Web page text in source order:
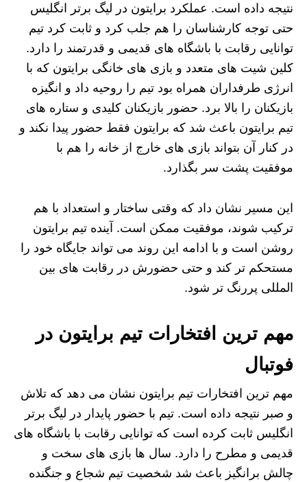
نتیجه داده است. عملکرد برایتون در لیگ برتر انگلیس
حتی توجه کارشناسان را هم جلب کرد و ثابت کرد تیم
توانایی رقابت با باشگاه‌ های قدیمی و قدرتمند را دارد.
کلین شیت‌ های متعدد و بازی‌ های خانگی برایتون که با
انرژی طرفداران همراه بود تیم را روحیه داد و انگیزه
بازیکنان را بالا برد. حضور بازیکنان کلیدی و ستاره های
تیم برایتون باعث شد که برایتون فقط حضور پیدا نکند و
در کنار آن بتواند بازی‌ های خارج از خانه را هم با
موفقیت پشت سر بگذارد.
این مسیر نشان داد که وقتی ساختار و استعداد با هم
ترکیب شوند، موفقیت ممکن است. آینده تیم برایتون
روشن است و با ادامه این روند می‌ تواند جایگاه خود را
مستحکم‌ تر کند و حتی حضورش در رقابت‌ های بین‌
المللی پررنگ‌ تر شود.
مهم ترین افتخارات تیم برایتون در
فوتبال
مهم ترین افتخارات تیم برایتون نشان می‌ دهد که تلاش
و صبر نتیجه داده است. تیم با حضور پایدار در لیگ برتر
انگلیس ثابت کرده است که توانایی رقابت با باشگاه‌ های
قدیمی و مطرح را دارد. سال‌ ها بازی‌ های سخت و
چالش برانگیز باعث شد شخصیت تیم شجاع و جنگنده